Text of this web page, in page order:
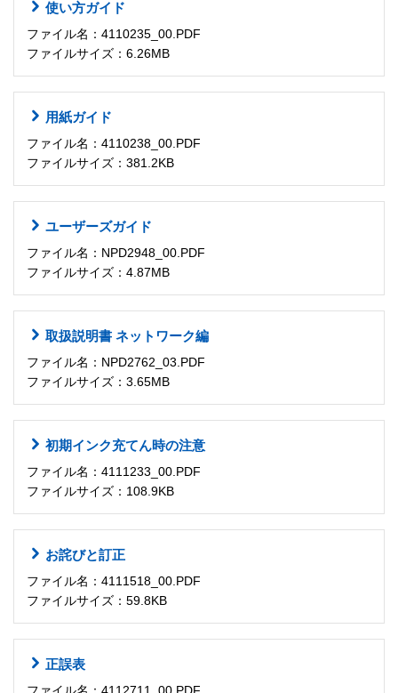
使い方ガイド
ファイル名：4110235_00.PDF
ファイルサイズ：6.26MB
用紙ガイド
ファイル名：4110238_00.PDF
ファイルサイズ：381.2KB
ユーザーズガイド
ファイル名：NPD2948_00.PDF
ファイルサイズ：4.87MB
取扱説明書 ネットワーク編
ファイル名：NPD2762_03.PDF
ファイルサイズ：3.65MB
初期インク充てん時の注意
ファイル名：4111233_00.PDF
ファイルサイズ：108.9KB
お詫びと訂正
ファイル名：4111518_00.PDF
ファイルサイズ：59.8KB
正誤表